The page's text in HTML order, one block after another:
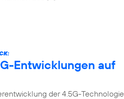
Entwicklungen auf
der 4.5G-Technologie